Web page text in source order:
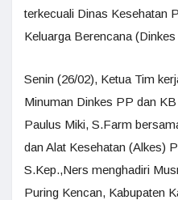
terkecuali Dinas Kesehatan
Keluarga Berencana
Senin (26/02), Ketua Tim
Minuman Dinkes PP dan
Paulus Miki, S.Farm
dan Alat Kesehatan (Alkes)
S.Kep.,Ners menghadiri
Puring Kencan, Kabupaten